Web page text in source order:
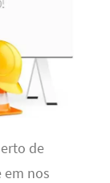
de
em nos